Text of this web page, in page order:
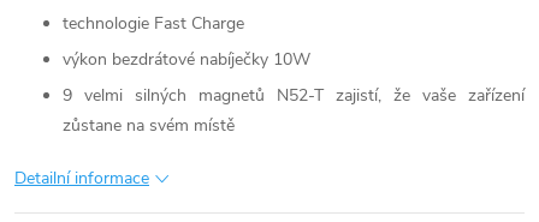
technologie Fast Charge
výkon bezdrátové nabíječky 10W
9 velmi silných magnetů N52-T zajistí, že vaše zařízení
zůstane na svém místě
Detailní informace